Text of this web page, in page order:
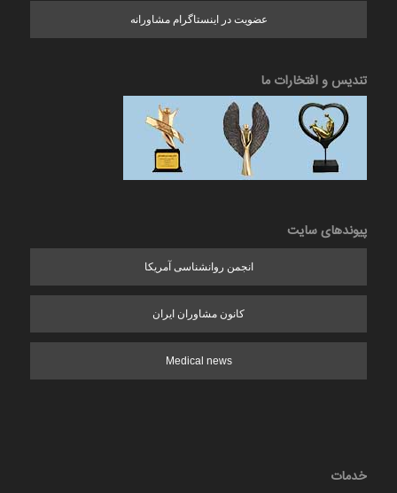
عضویت در اینستاگرام مشاورانه
تندیس و افتخارات ما
پیوندهای سایت
انجمن روانشناسی آمریکا
کانون مشاوران ایران
Medical news
خدمات